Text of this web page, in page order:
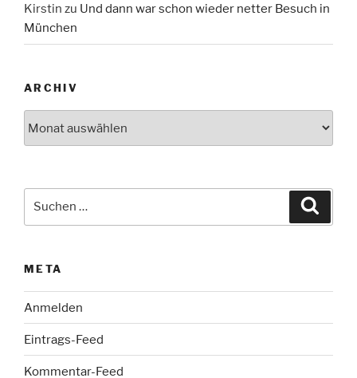
Kirstin zu Und dann war schon wieder netter Besuch in
München
ARCHIV
META
Anmelden
Eintrags-Feed
Kommentar-Feed